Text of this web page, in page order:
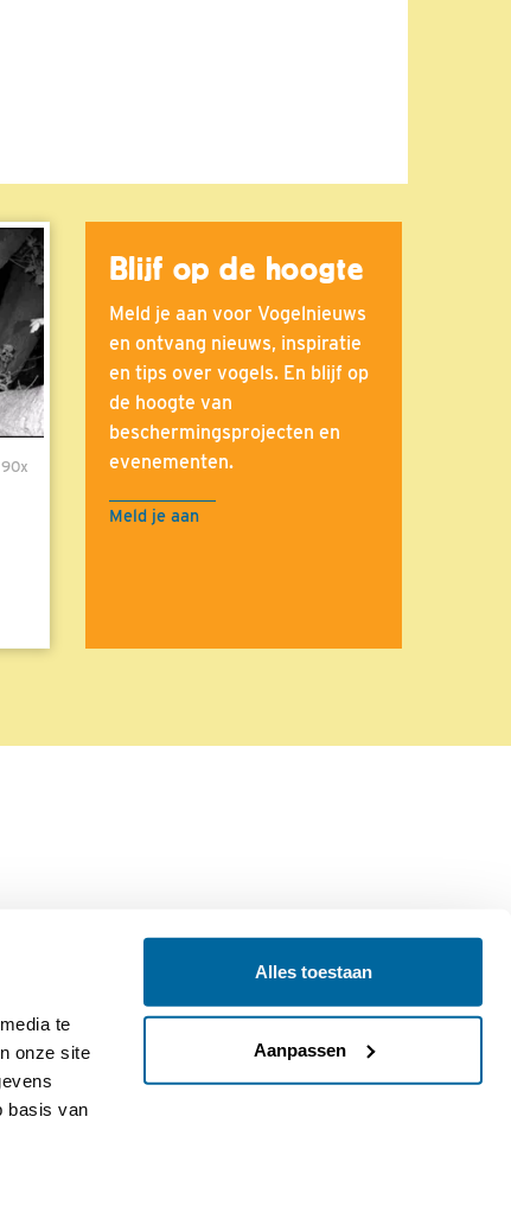
te
onze site
basis van
Alles toestaan
Aanpassen
90x
Blijf op de hoogte
Meld je aan voor Vogelnieuws
en ontvang nieuws, inspiratie
en tips over vogels. En blijf op
de hoogte van
beschermingsprojecten en
evenementen.
Meld je aan
Colofon